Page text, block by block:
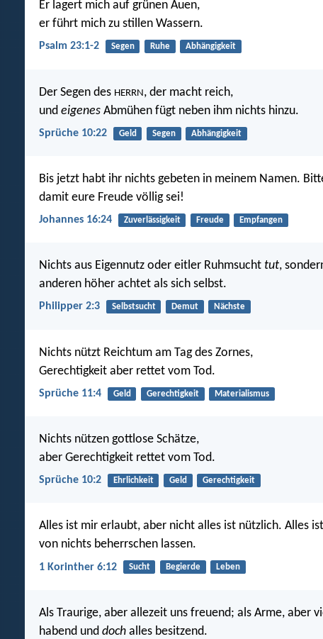
Er lagert mich auf grünen Auen,
er führt mich zu stillen Wassern.
Psalm 23:1-2 Segen Ruhe Abhängigkeit
Der Segen des HERRN, der macht reich,
und eigenes Abmühen fügt neben ihm nichts hinzu.
Sprüche 10:22 Geld Segen Abhängigkeit
Bis jetzt habt ihr nichts gebeten in meinem Namen.
damit eure Freude völlig sei!
Johannes 16:24 Zuverlässigkeit Freude Empfangen
Nichts aus Eigennutz oder eitler Ruhmsucht tut,
anderen höher achtet als sich selbst.
Philipper 2:3 Selbstsucht Demut Nächste
Nichts nützt Reichtum am Tag des Zornes,
Gerechtigkeit aber rettet vom Tod.
Sprüche 11:4 Geld Gerechtigkeit Materialismus
Nichts nützen gottlose Schätze,
aber Gerechtigkeit rettet vom Tod.
Sprüche 10:2 Ehrlichkeit Geld Gerechtigkeit
Alles ist mir erlaubt, aber nicht alles ist nützlich. Alles
von nichts beherrschen lassen.
1 Korinther 6:12 Sucht Begierde Leben
Als Traurige, aber allezeit uns freuend; als Arme, aber
habend und doch alles besitzend.